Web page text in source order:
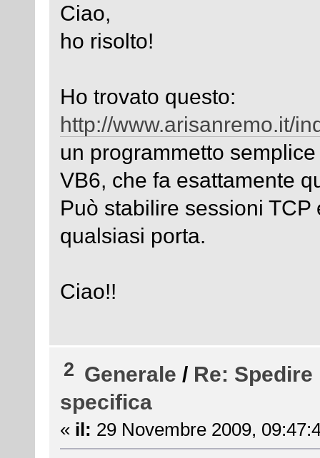
Ciao,
ho risolto!
Ho trovato questo:
http://www.arisanremo.it/
un programmetto
VB6, che fa esattamente
Può stabilire sessioni
qualsiasi porta.
Ciao!!
2 Generale / Re:
specifica
« il: 29 Novembre 2009,